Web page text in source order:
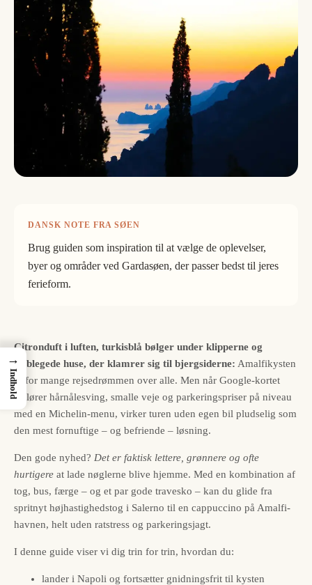
DANSK NOTE FRA SØEN
Brug guiden som inspiration til at vælge de oplevelser,
byer og områder ved Gardasøen, der passer bedst til jeres
ferieform.
Citronduft i luften, turkisblå bølger under klipperne og
solblegede huse, der klamrer sig til bjergsiderne: Amalfikysten
er for mange rejsedrømmen over alle. Men når Google-kortet
afslører hårnålesving, smalle veje og parkeringspriser på niveau
med en Michelin-menu, virker turen uden egen bil pludselig som
den mest fornuftige – og befriende – løsning.
Den gode nyhed? Det er faktisk lettere, grønnere og ofte
hurtigere at lade nøglerne blive hjemme. Med en kombination af
tog, bus, færge – og et par gode travesko – kan du glide fra
spritnyt højhastighedstog i Salerno til en cappuccino på Amalfi-
havnen, helt uden ratstress og parkeringsjagt.
I denne guide viser vi dig trin for trin, hvordan du:
lander i Napoli og fortsætter gnidningsfrit til kysten
→
Indhold